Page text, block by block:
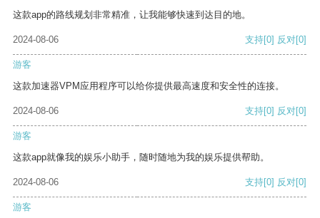
这款app的路线规划非常精准，让我能够快速到达目的地。
2024-08-06 支持[0] 反对[0]
游客
这款加速器VPM应用程序可以给你提供最高速度和安全性的连接。
2024-08-06 支持[0] 反对[0]
游客
这款app就像我的娱乐小助手，随时随地为我的娱乐提供帮助。
2024-08-06 支持[0] 反对[0]
游客